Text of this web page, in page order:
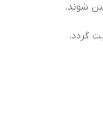
شوند.
گردد.